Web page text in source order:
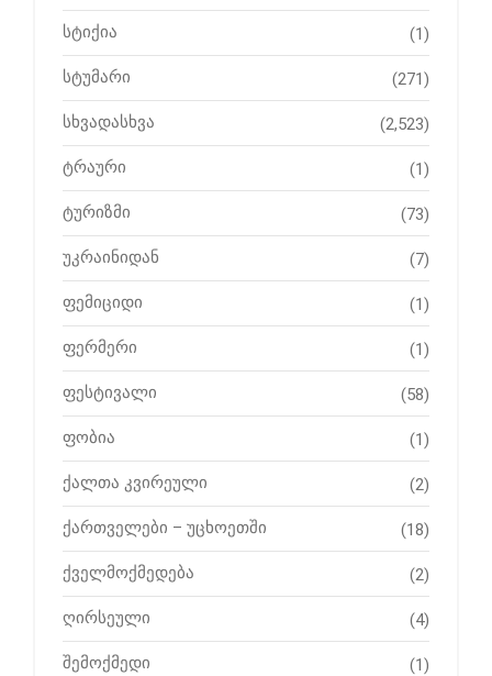
სტიქია (1)
სტუმარი (271)
სხვადასხვა (2,523)
ტრაური (1)
ტურიზმი (73)
უკრაინიდან (7)
ფემიციდი (1)
ფერმერი (1)
ფესტივალი (58)
ფობია (1)
ქალთა კვირეული (2)
ქართველები – უცხოეთში (18)
ქველმოქმედება (2)
ღირსეული (4)
შემოქმედი (1)